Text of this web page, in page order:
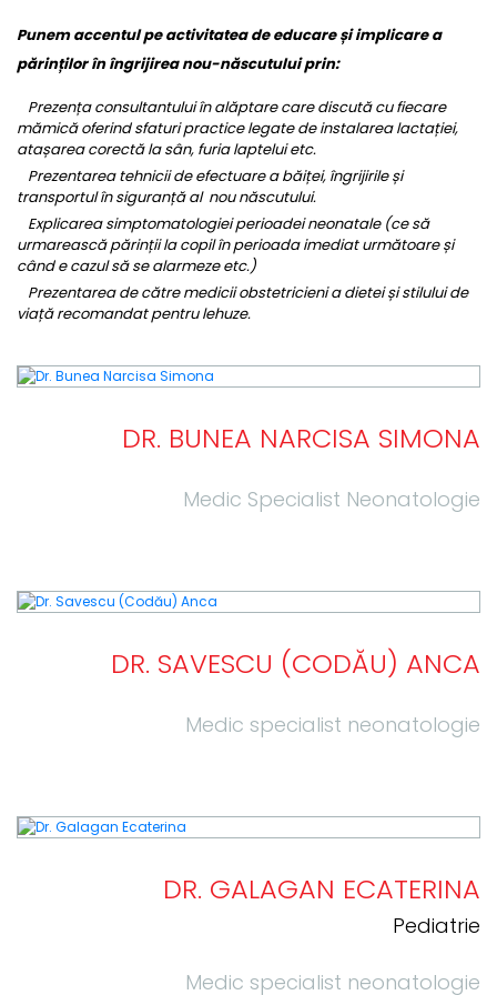
Punem accentul pe activitatea de educare și implicare a
părinților în îngrijirea nou-născutului prin:
Prezența consultantului în alăptare care discută cu fiecare
mămică oferind sfaturi practice legate de instalarea lactației,
atașarea corectă la sân, furia laptelui etc.
Prezentarea tehnicii de efectuare a băiței, îngrijirile și
transportul în siguranță al nou născutului.
Explicarea simptomatologiei perioadei neonatale (ce să
urmarească părinții la copil în perioada imediat următoare și
când e cazul să se alarmeze etc.)
Prezentarea de către medicii obstetricieni a dietei și stilului de
viață recomandat pentru lehuze.
DR. BUNEA NARCISA SIMONA
Medic Specialist Neonatologie
DR. SAVESCU (CODĂU) ANCA
Medic specialist neonatologie
DR. GALAGAN ECATERINA
Pediatrie
Medic specialist neonatologie